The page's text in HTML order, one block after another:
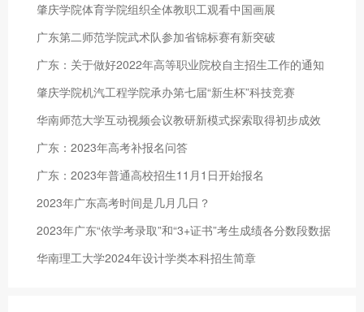
肇庆学院体育学院组织全体教职工观看中国画展
广东第二师范学院武术队参加省锦标赛有新突破
广东：关于做好2022年高等职业院校自主招生工作的通知
肇庆学院机汽工程学院承办第七届“新生杯”科技竞赛
华南师范大学互动视频会议教研新模式探索取得初步成效
广东：2023年高考补报名问答
广东：2023年普通高校招生11月1日开始报名
2023年广东高考时间是几月几日？
2023年广东“依学考录取”和“3+证书”考生成绩各分数段数据
华南理工大学2024年设计学类本科招生简章